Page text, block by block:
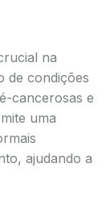
na
de condições
cancerosas e
uma
ajudando a